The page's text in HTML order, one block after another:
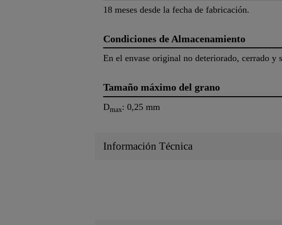
18 meses desde la fecha de fabricación.
Condiciones de Almacenamiento
En el envase original no deteriorado, cerrado y
Tamaño máximo del grano
Dmax: 0,25 mm
Información Técnica